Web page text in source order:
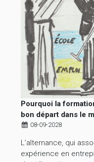
Pourquoi la
bon départ dans le
08-09-2028
L’alternance, qui
expérience en